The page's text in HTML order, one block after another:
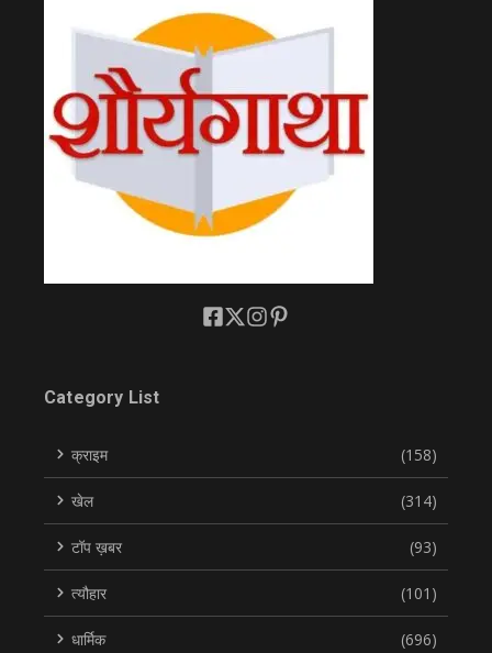
Category List
क्राइम (158)
खेल (314)
टॉप ख़बर (93)
त्यौहार (101)
धार्मिक (696)